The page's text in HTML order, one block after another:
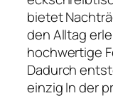
bietet
den Alltag
hochwertige
Dadurch
einzig In der